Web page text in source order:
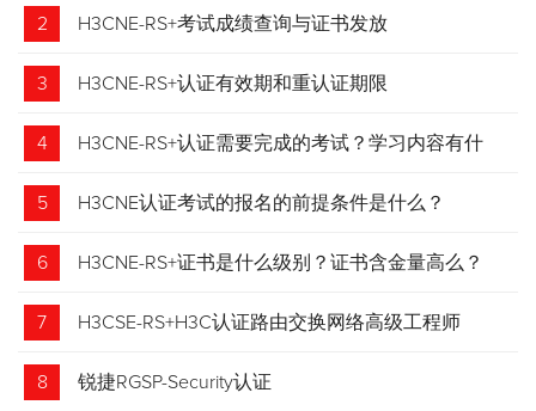
2 H3CNE-RS+考试成绩查询与证书发放
3 H3CNE-RS+认证有效期和重认证期限
4 H3CNE-RS+认证需要完成的考试？学习内容有什
么？
5 H3CNE认证考试的报名的前提条件是什么？
6 H3CNE-RS+证书是什么级别？证书含金量高么？
7 H3CSE-RS+H3C认证路由交换网络高级工程师
8 锐捷RGSP-Security认证